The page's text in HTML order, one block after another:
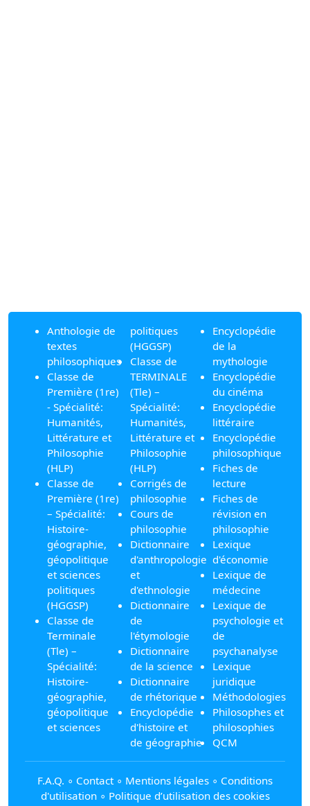
Anthologie de
textes
philosophiques
Classe de
Première (1re)
- Spécialité:
Humanités,
Littérature et
Philosophie
(HLP)
Classe de
Première (1re)
– Spécialité:
Histoire-
géographie,
géopolitique
et sciences
politiques
(HGGSP)
Classe de
Terminale
(Tle) –
Spécialité:
Histoire-
géographie,
géopolitique
et sciences
politiques
(HGGSP)
Classe de
TERMINALE
(Tle) –
Spécialité:
Humanités,
Littérature et
Philosophie
(HLP)
Corrigés de
philosophie
Cours de
philosophie
Dictionnaire
d'anthropologie
et
d'ethnologie
Dictionnaire
de
l'étymologie
Dictionnaire
de la science
Dictionnaire
de rhétorique
Encyclopédie
d'histoire et
de géographie
Encyclopédie
de la
mythologie
Encyclopédie
du cinéma
Encyclopédie
littéraire
Encyclopédie
philosophique
Fiches de
lecture
Fiches de
révision en
philosophie
Lexique
d'économie
Lexique de
médecine
Lexique de
psychologie et
de
psychanalyse
Lexique
juridique
Méthodologies
Philosophes et
philosophies
QCM
F.A.Q. ∘ Contact ∘ Mentions légales ∘ Conditions
d'utilisation∘ Politique d’utilisation des cookies